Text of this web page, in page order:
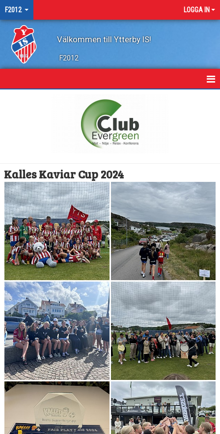
F2012 LOGGA IN
Välkommen till Ytterby IS!
F2012
TRUPPEN
BILDGALLERI
DOKUMENT
KONTAKT
Kalles Kaviar Cup 2024